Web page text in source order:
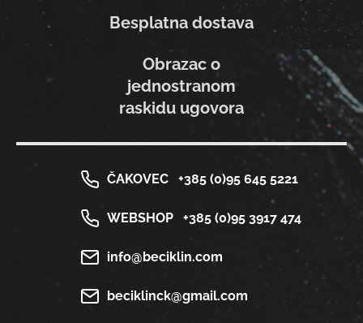
Besplatna dostava
Obrazac o
jednostranom
raskidu ugovora
ČAKOVEC +385 (0)95 645 5221
WEBSHOP +385 (0)95 3917 474
info@beciklin.com
beciklinck@gmail.com